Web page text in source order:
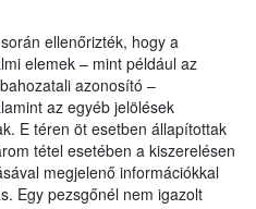
ellenőrizték, hogy a
elemek – mint például az
azonosító –
az egyéb jelölések
E téren öt esetben állapítottak
tétel esetében a kiszerelésen
megjelenő információkkal
Egy pezsgőnél nem igazolt